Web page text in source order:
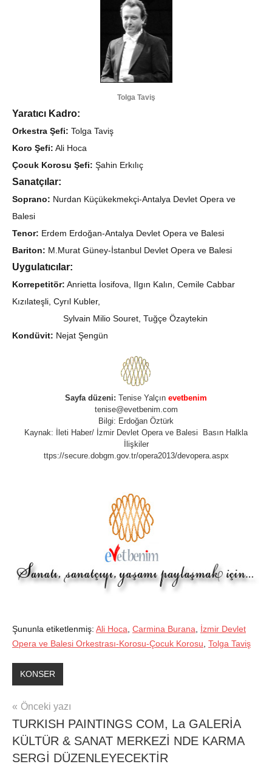
Tolga Taviş
Yaratıcı Kadro:
Orkestra Şefi: Tolga Taviş
Koro Şefi: Ali Hoca
Çocuk Korosu Şefi: Şahin Erkılıç
Sanatçılar:
Soprano: Nurdan Küçükekmekçi-Antalya Devlet Opera ve
Balesi
Tenor: Erdem Erdoğan-Antalya Devlet Opera ve Balesi
Bariton: M.Murat Güney-İstanbul Devlet Opera ve Balesi
Uygulatıcılar:
Korrepetitör: Anrietta İosifova, IIgın Kalın, Cemile Cabbar
Kızılateşli, Cyrıl Kubler,
Sylvain Milio Souret, Tuğçe Özaytekin
Kondüvit: Nejat Şengün
Sayfa düzeni: Tenise Yalçın evetbenim
tenise@evetbenim.com
Bilgi: Erdoğan Öztürk
Kaynak: İleti Haber/ İzmir Devlet Opera ve Balesi Basın Halkla
İlişkiler
ttps://secure.dobgm.gov.tr/opera2013/devopera.aspx
Şununla etiketlenmiş: Ali Hoca Carmina Burana
İzmir Devlet
Opera ve Balesi Orkestrası-Korosu-Çocuk Korosu Tolga Taviş
KONSER
Yazı
gezinmesi
Önceki yazı
TURKISH PAINTINGS COM, La GALERİA
KÜLTÜR & SANAT MERKEZİ NDE KARMA
SERGİ DÜZENLEYECEKTİR